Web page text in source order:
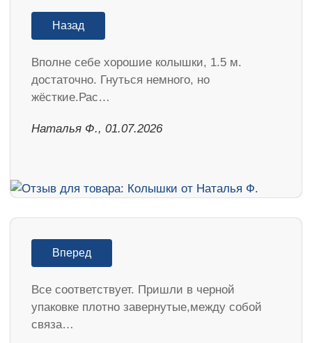
Назад
Вполне себе хорошие колышки, 1.5 м.
достаточно. Гнуться немного, но
жёсткие.Рас…
Наталья Ф., 01.07.2026
Вперед
Все соответствует. Пришли в черной
упаковке плотно завернутые,между собой
связа…